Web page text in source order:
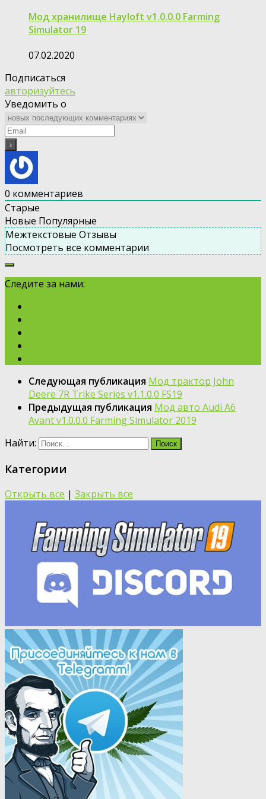
Мод хранилище Hayloft v1.0.0.0 Farming
Simulator 19
07.02.2020
Подписаться
авторизуйтесь
Уведомить о
0 комментариев
Старые
Новые Популярные
Межтекстовые Отзывы
Посмотреть все комментарии
Следите за нами:
Следующая публикация Мод трактор John
Deere 7R Trike Series v1.1.0.0 FS19
Предыдущая публикация Мод авто Audi A6
Avant v1.0.0.0 Farming Simulator 2019
Найти:
Категории
Открыть все | Закрыть все